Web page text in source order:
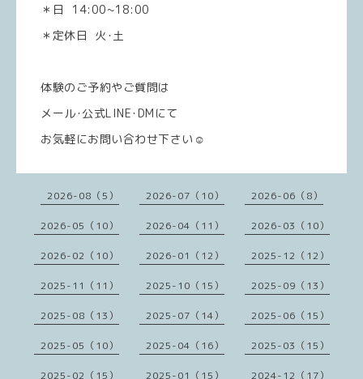
＊日 14:00~18:00
＊定休日 火･土
体験のご予約やご質問は
メール･公式LINE･DMにて
お気軽にお問い合わせ下さい☺️
2026-08（5） 2026-07（10） 2026-06（8）
2026-05（10） 2026-04（11） 2026-03（10）
2026-02（10） 2026-01（12） 2025-12（12）
2025-11（11） 2025-10（15） 2025-09（13）
2025-08（13） 2025-07（14） 2025-06（15）
2025-05（10） 2025-04（16） 2025-03（15）
2025-02（15） 2025-01（15） 2024-12（17）